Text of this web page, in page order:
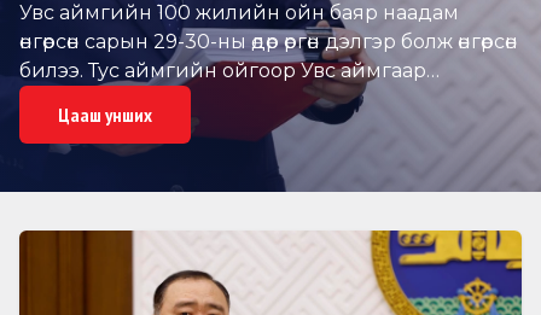
Увс аймгийн 100 жилийн ойн баяр наадам
өнгөрсөн сарын 29-30-ны өдөр өргөн дэлгэр болж өнгөрсөн
билээ. Тус аймгийн ойгоор Увс аймгаар
овоглодог иргэд, байгууллага, аж ахуйн нэгжүүд
олон тэрбум төгрөгийн хандив өгсөн
байдаг.Тухайлбал, Эрчим хүчний сайд
Б.Чойжилсүрэнгийн "Хурд групп” ХХК 500 сая
О.Цогтгэрэл 400 сая төгрөг, УИХ-ын гишүүн,
Тэргүүн шадар сайд Н.Учрал, ээж
Ж,Цэцэгмаагийн хамт 100 сая, Монгол Улсын
Цааш унших